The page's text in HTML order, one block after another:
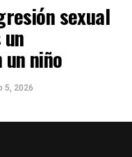
sexual
niño
5, 2026